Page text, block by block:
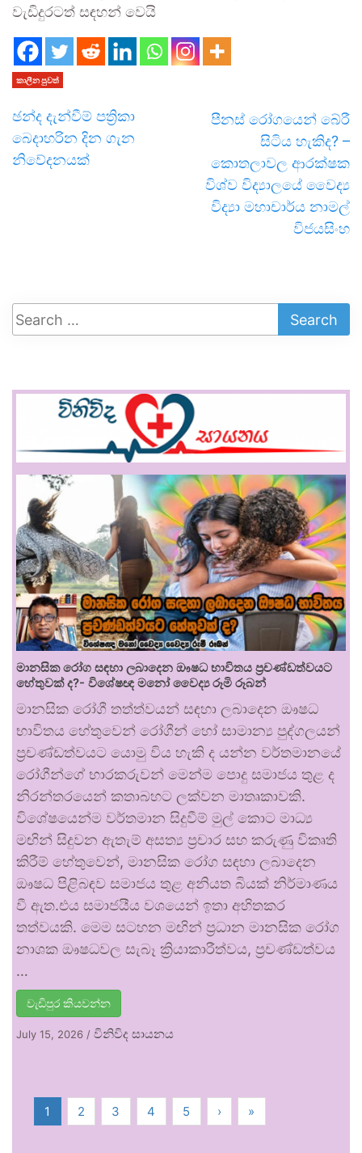
වැඩිදුරටත් සඳහන් වෙයි
කාලීන පුවත්
ඡන්ද දැන්වීම් පත්‍රිකා
බෙදාහරින දින ගැන
නිවේදනයක්
පීනස් රෝගයෙන් බේරී
සිටිය හැකිද? –
කොතලාවල ආරක්ෂක
විශ්ව විද්‍යාලයේ වෛද්‍ය
විද්‍යා මහාචාර්ය නාමල්
විජයසිංහ
මානසික රෝග සඳහා ලබාදෙන ඖෂධ භාවිතය ප්‍රචණ්ඩත්වයට
හේතුවක් ද?- විශේෂඥ මනෝ වෛද්‍ය රූමි රූබන්
මානසික රෝගී තත්ත්වයන් සඳහා ලබාදෙන ඖෂධ
භාවිතය හේතුවෙන් රෝගීන් හෝ සාමාන්‍ය පුද්ගලයන්
ප්‍රචණ්ඩත්වයට යොමු විය හැකි ද යන්න වර්තමානයේ
රෝගීන්ගේ භාරකරුවන් මෙන්ම පොදු සමාජය තුළ ද
නිරන්තරයෙන් කතාබහට ලක්වන මාතෘකාවකි.
විශේෂයෙන්ම වර්තමාන සිදුවීම් මුල් කොට මාධ්‍ය
මඟින් සිදුවන ඇතැම් අසත්‍ය ප්‍රචාර සහ කරුණු විකෘති
කිරීම් හේතුවෙන්, මානසික රෝග සඳහා ලබාදෙන
ඖෂධ පිළිබඳව සමාජය තුළ අනියත බියක් නිර්මාණය
වී ඇත.එය සමාජයීය වශයෙන් ඉතා අහිතකර
තත්වයකි. මෙම සටහන මඟින් ප්‍රධාන මානසික රෝග
නාශක ඖෂධවල සැබෑ ක්‍රියාකාරීත්වය, ප්‍රචණ්ඩත්වය
…
වැඩිපුර කියවන්න
July 15, 2026 / විනිවිද සායනය
1 2 3 4 5 › »